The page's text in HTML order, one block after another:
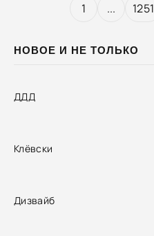
НОВОЕ И НЕ ТОЛЬКО
ДДД
Клёвски
Дизвайб
1 ... 1251